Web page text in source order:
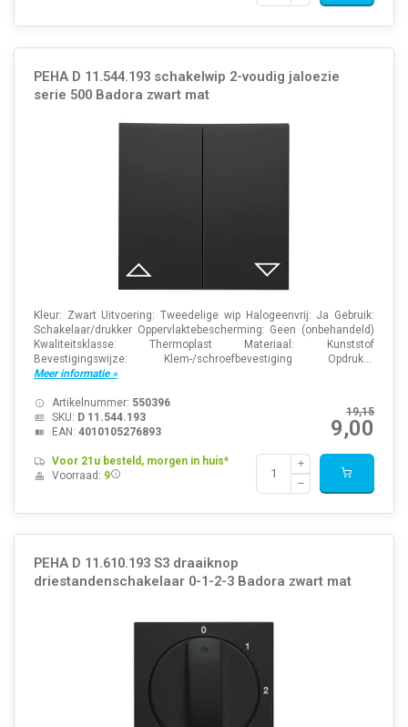
PEHA D 11.544.193 schakelwip 2-voudig jaloezie
serie 500 Badora zwart mat
Kleur: Zwart Uitvoering: Tweedelige wip Halogeenvrij: Ja Gebruik:
Schakelaar/drukker Oppervlaktebescherming: Geen (onbehandeld)
Kwaliteitsklasse: Thermoplast Materiaal: Kunststof
Bevestigingswijze: Klem-/schroefbevestiging Opdruk...
Meer informatie »
19,15
9,00
Artikelnummer: 550396
SKU: D 11.544.193
EAN: 4010105276893
Voor 21u besteld, morgen in huis*
Voorraad: 9
PEHA D 11.610.193 S3 draaiknop
driestandenschakelaar 0-1-2-3 Badora zwart mat